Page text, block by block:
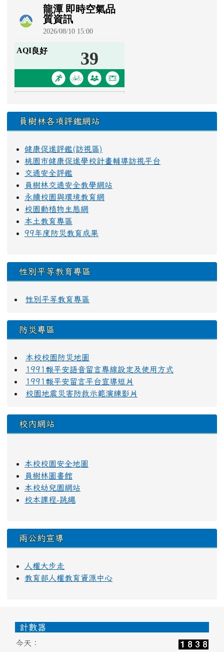
員樹林各項評鑑網站
健康促進評鑑(訪視區)
桃園市健康促進學校計畫輔導訪視平台
交通安全評鑑
員樹林交通安全教學網站
永續校園與環境教育網
校園動植物生態網
本土教育專區
99年度防災教育成果
性別平等教育專區
性別平等教育專區
防災專區
本校校園防災地圖
1991報平安語音留言專線設定及使用方式
1991報平安留言平台宣導短片
校園地震災害防救示範演練影片
校內網站
本校校園安全地圖
員樹林圖書館
本校幼兒園網站
校本課程-跳繩
兩公約宣導
人權大步走
教育部人權教育資源中心
頁尾區域內容
計數器
今天：